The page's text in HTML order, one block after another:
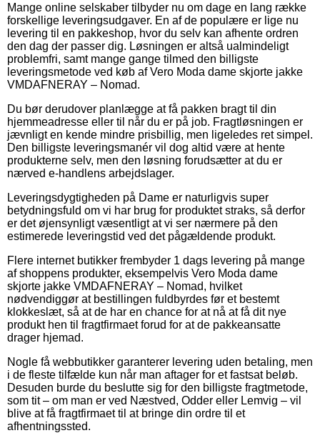
Mange online selskaber tilbyder nu om dage en lang række
forskellige leveringsudgaver. En af de populære er lige nu
levering til en pakkeshop, hvor du selv kan afhente ordren
den dag der passer dig. Løsningen er altså ualmindeligt
problemfri, samt mange gange tilmed den billigste
leveringsmetode ved køb af Vero Moda dame skjorte jakke
VMDAFNERAY – Nomad.
Du bør derudover planlægge at få pakken bragt til din
hjemmeadresse eller til når du er på job. Fragtløsningen er
jævnligt en kende mindre prisbillig, men ligeledes ret simpel.
Den billigste leveringsmanér vil dog altid være at hente
produkterne selv, men den løsning forudsætter at du er
nærved e-handlens arbejdslager.
Leveringsdygtigheden på Dame er naturligvis super
betydningsfuld om vi har brug for produktet straks, så derfor
er det øjensynligt væsentligt at vi ser nærmere på den
estimerede leveringstid ved det pågældende produkt.
Flere internet butikker frembyder 1 dags levering på mange
af shoppens produkter, eksempelvis Vero Moda dame
skjorte jakke VMDAFNERAY – Nomad, hvilket
nødvendiggør at bestillingen fuldbyrdes før et bestemt
klokkeslæt, så at de har en chance for at nå at få dit nye
produkt hen til fragtfirmaet forud for at de pakkeansatte
drager hjemad.
Nogle få webbutikker garanterer levering uden betaling, men
i de fleste tilfælde kun når man aftager for et fastsat beløb.
Desuden burde du beslutte sig for den billigste fragtmetode,
som tit – om man er ved Næstved, Odder eller Lemvig – vil
blive at få fragtfirmaet til at bringe din ordre til et
afhentningssted.